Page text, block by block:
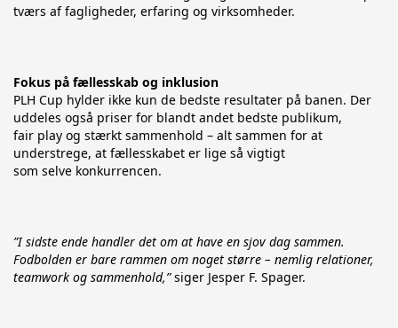
tværs af fagligheder, erfaring og virksomheder.
Fokus på fællesskab og inklusion
PLH Cup hylder ikke kun de bedste resultater på banen. Der
uddeles også priser for blandt andet bedste publikum,
fair play og stærkt sammenhold – alt sammen for at
understrege, at fællesskabet er lige så vigtigt
som selve konkurrencen.
”I sidste ende handler det om at have en sjov dag sammen.
Fodbolden er bare rammen om noget større – nemlig relationer,
teamwork og sammenhold,” siger Jesper F. Spager.